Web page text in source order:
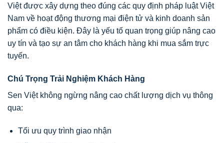
Việt được xây dựng theo đúng các quy định pháp luật Việt
Nam về hoạt động thương mại điện tử và kinh doanh sản
phẩm có điều kiện. Đây là yếu tố quan trọng giúp nâng cao
uy tín và tạo sự an tâm cho khách hàng khi mua sắm trực
tuyến.
Chú Trọng Trải Nghiệm Khách Hàng
Sen Việt không ngừng nâng cao chất lượng dịch vụ thông
qua:
Tối ưu quy trình giao nhận